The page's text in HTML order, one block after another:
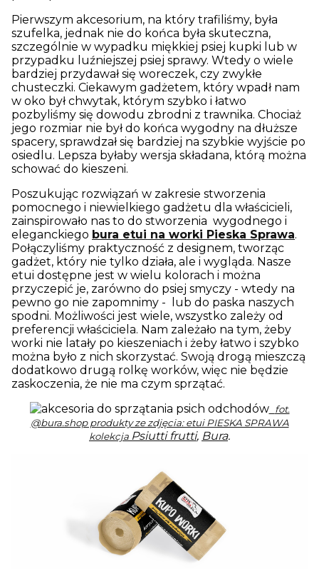
Pierwszym akcesorium, na który trafiliśmy, była
szufelka, jednak nie do końca była skuteczna,
szczególnie w wypadku miękkiej psiej kupki lub w
przypadku luźniejszej psiej sprawy. Wtedy o wiele
bardziej przydawał się woreczek, czy zwykłe
chusteczki. Ciekawym gadżetem, który wpadł nam
w oko był chwytak, którym szybko i łatwo
pozbyliśmy się dowodu zbrodni z trawnika. Chociaż
jego rozmiar nie był do końca wygodny na dłuższe
spacery, sprawdzał się bardziej na szybkie wyjście po
osiedlu. Lepsza byłaby wersja składana, którą można
schować do kieszeni.
Poszukując rozwiązań w zakresie stworzenia
pomocnego i niewielkiego gadżetu dla właścicieli,
zainspirowało nas to do stworzenia wygodnego i
eleganckiego bura etui na worki Pieska Sprawa.
Połączyliśmy praktyczność z designem, tworząc
gadżet, który nie tylko działa, ale i wygląda. Nasze
etui dostępne jest w wielu kolorach i można
przyczepić je, zarówno do psiej smyczy - wtedy na
pewno go nie zapomnimy - lub do paska naszych
spodni. Możliwości jest wiele, wszystko zależy od
preferencji właściciela. Nam zależało na tym, żeby
worki nie latały po kieszeniach i żeby łatwo i szybko
można było z nich skorzystać. Swoją drogą mieszczą
dodatkowo drugą rolkę worków, więc nie będzie
zaskoczenia, że nie ma czym sprzątać.
fot.
@bura.shop produkty ze zdjęcia: etui PIESKA SPRAWA
kolekcja Psiutti frutti, Bura.